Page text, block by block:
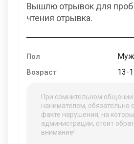
Вышлю отрывок для проб
чтения отрывка.
Пол
Возраст 13-
При сомнительном общении
нанимателем, обязательно
факте нарушения, на
администрации, стоит
внимание!